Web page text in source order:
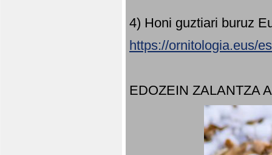
4) Honi guztiari buruz
https://ornitologia.eus/
EDOZEIN ZALANTZA